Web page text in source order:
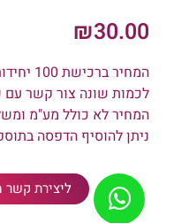
₪30.00
המחיר ברכישת 100 יחידות ומעלה
לכמות שונה צור קשר עם
המחיר לא כולל מע"מ
ניתן להוסיף הדפסה
ליצירת קשר